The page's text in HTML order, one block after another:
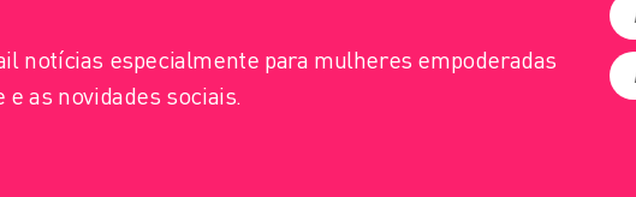
notícias especialmente para mulheres empoderadas
as novidades sociais.